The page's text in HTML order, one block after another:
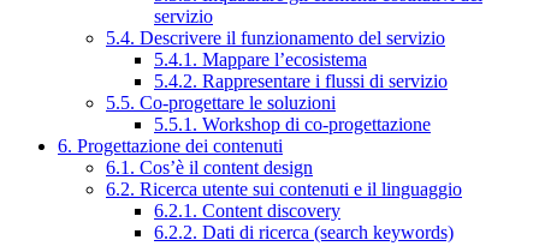
servizio
5.4. Descrivere il funzionamento del servizio
5.4.1. Mappare l’ecosistema
5.4.2. Rappresentare i flussi di servizio
5.5. Co-progettare le soluzioni
5.5.1. Workshop di co-progettazione
6. Progettazione dei contenuti
6.1. Cos’è il content design
6.2. Ricerca utente sui contenuti e il linguaggio
6.2.1. Content discovery
6.2.2. Dati di ricerca (search keywords)